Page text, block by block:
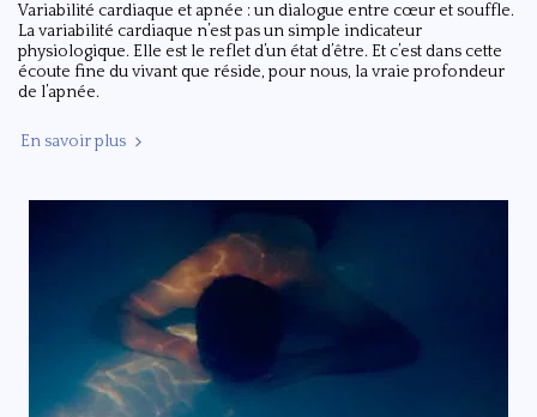
Variabilité cardiaque et apnée : un dialogue entre cœur et souffle.
La variabilité cardiaque n’est pas un simple indicateur
physiologique. Elle est le reflet d’un état d’être. Et c’est dans cette
écoute fine du vivant que réside, pour nous, la vraie profondeur
de l’apnée.
En savoir plus